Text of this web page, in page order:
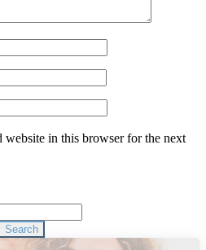
website in this browser for the next